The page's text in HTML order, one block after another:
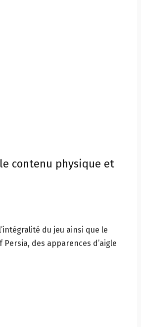
le contenu physique et
du jeu ainsi que le
des apparences d’aigle